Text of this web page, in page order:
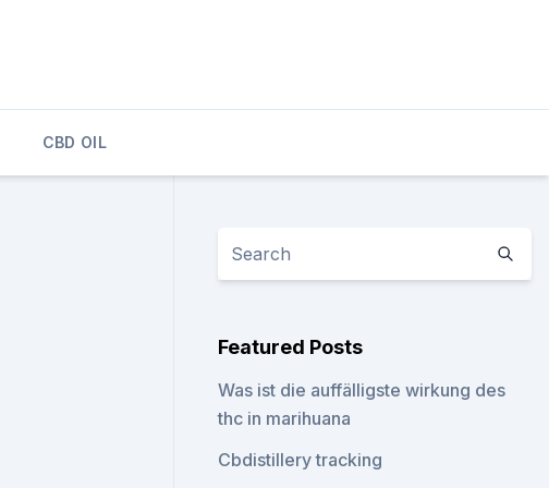
CBD OIL
Featured Posts
Was ist die auffälligste wirkung des
thc in marihuana
Cbdistillery tracking